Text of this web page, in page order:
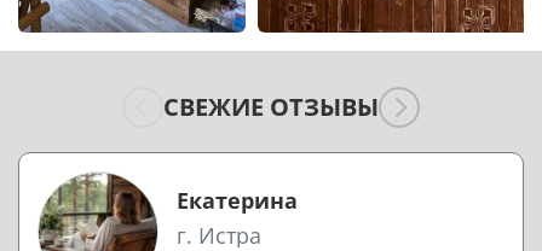
СВЕЖИЕ ОТЗЫВЫ
Екатерина
г. Истра